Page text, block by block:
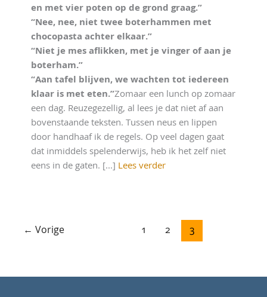
en met vier poten op de grond graag.”
“Nee, nee, niet twee boterhammen met
chocopasta achter elkaar.”
“Niet je mes aflikken, met je vinger of aan je
boterham.”
“Aan tafel blijven, we wachten tot iedereen
klaar is met eten.”Zomaar een lunch op zomaar
een dag. Reuzegezellig, al lees je dat niet af aan
bovenstaande teksten. Tussen neus en lippen
door handhaaf ik de regels. Op veel dagen gaat
dat inmiddels spelenderwijs, heb ik het zelf niet
eens in de gaten. [...] Lees verder
← Vorige 1 2 3